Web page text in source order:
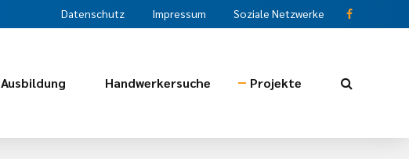
Datenschutz Impressum Soziale Netzwerke
Ausbildung Handwerkersuche Projekte